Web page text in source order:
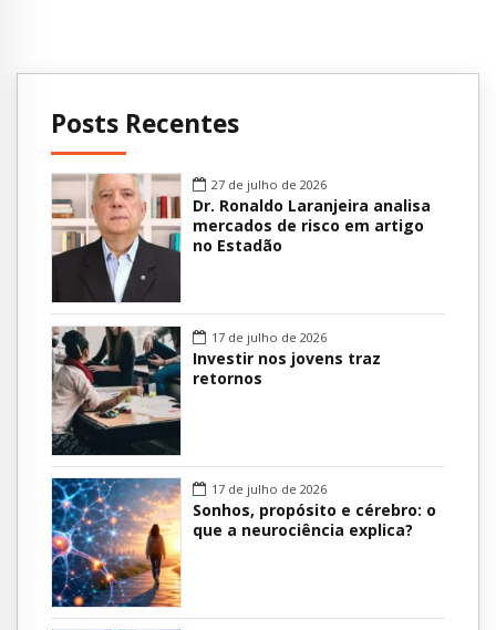
Posts Recentes
27 de julho de 2026
Dr. Ronaldo Laranjeira analisa
mercados de risco em artigo
no Estadão
17 de julho de 2026
Investir nos jovens traz
retornos
17 de julho de 2026
Sonhos, propósito e cérebro: o
que a neurociência explica?